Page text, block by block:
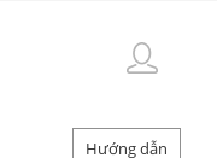
Hướng dẫn